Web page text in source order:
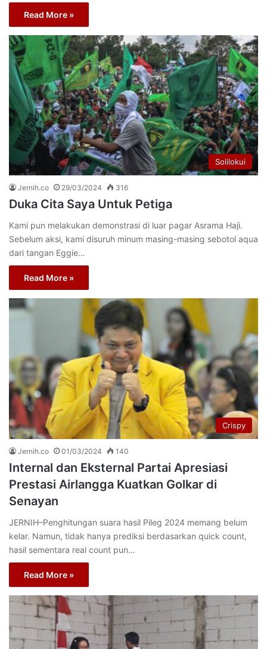
Read More »
Solilokui
Jernih.co 29/03/2024 316
Duka Cita Saya Untuk Petiga
Kami pun melakukan demonstrasi di luar pagar Asrama Haji.
Sebelum aksi, kami disuruh minum masing-masing sebotol aqua
dari tangan Eggie…
Read More »
Crispy
Jernih.co 01/03/2024 140
Internal dan Eksternal Partai Apresiasi
Prestasi Airlangga Kuatkan Golkar di
Senayan
JERNIH–Penghitungan suara hasil Pileg 2024 memang belum
kelar. Namun, tidak hanya prediksi berdasarkan quick count,
hasil sementara real count pun…
Read More »